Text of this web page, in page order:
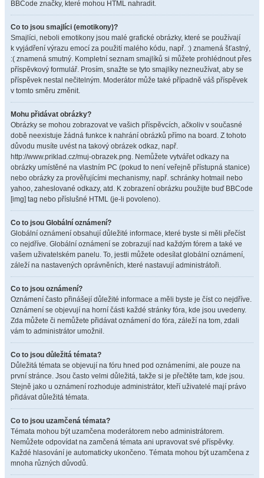
BBCode značky, které mohou HTML nahradit.
Co to jsou smajlíci (emotikony)?
Smajlíci, neboli emotikony jsou malé grafické obrázky, které se používají
k vyjádření výrazu emocí za použití malého kódu, např. :) znamená šťastný,
:( znamená smutný. Kompletní seznam smajlíků si můžete prohlédnout přes
příspěvkový formulář. Prosím, snažte se tyto smajlíky nezneužívat, aby se
příspěvek nestal nečitelným. Moderátor může také případně váš příspěvek
v tomto směru změnit.
Mohu přidávat obrázky?
Obrázky se mohou zobrazovat ve vašich příspěvcích, ačkoliv v současné
době neexistuje žádná funkce k nahrání obrázků přímo na board. Z tohoto
důvodu musíte uvést na takový obrázek odkaz, např.
http://www.priklad.cz/muj-obrazek.png. Nemůžete vytvářet odkazy na
obrázky umístěné na vlastním PC (pokud to není veřejně přístupná stanice)
nebo obrázky za prověřujícími mechanismy, např. schránky hotmail nebo
yahoo, zaheslované odkazy, atd. K zobrazení obrázku použijte buď BBCode
[img] tag nebo příslušné HTML (je-li povoleno).
Co to jsou Globální oznámení?
Globální oznámení obsahují důležité informace, které byste si měli přečíst
co nejdříve. Globální oznámení se zobrazují nad každým fórem a také ve
vašem uživatelském panelu. To, jestli můžete odesílat globální oznámení,
záleží na nastavených oprávněních, které nastavují administrátoři.
Co to jsou oznámení?
Oznámení často přinášejí důležité informace a měli byste je číst co nejdříve.
Oznámení se objevují na horní části každé stránky fóra, kde jsou uvedeny.
Zda můžete či nemůžete přidávat oznámení do fóra, záleží na tom, zdali
vám to administrátor umožnil.
Co to jsou důležitá témata?
Důležitá témata se objevují na fóru hned pod oznámeními, ale pouze na
první stránce. Jsou často velmi důležitá, takže si je přečtěte tam, kde jsou.
Stejně jako u oznámení rozhoduje administrátor, kteří uživatelé mají právo
přidávat důležitá témata.
Co to jsou uzamčená témata?
Témata mohou být uzamčena moderátorem nebo administrátorem.
Nemůžete odpovídat na zamčená témata ani upravovat své příspěvky.
Každé hlasování je automaticky ukončeno. Témata mohou být uzamčena z
mnoha různých důvodů.